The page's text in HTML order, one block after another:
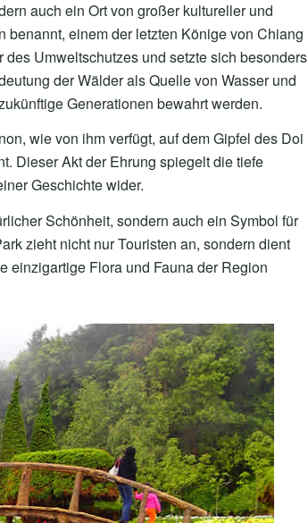
auch ein Ort von großer kultureller und
einem der letzten Könige von Chiang
Umweltschutzes und setzte sich besonders
der Wälder als Quelle von Wasser und
Generationen bewahrt werden.
wie von ihm verfügt, auf dem Gipfel des Doi
Dieser Akt der Ehrung spiegelt die tiefe
Geschichte wider.
Schönheit, sondern auch ein Symbol für
zieht nicht nur Touristen an, sondern dient
einzigartige Flora und Fauna der Region